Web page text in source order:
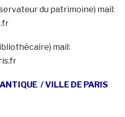
du patrimoine) mail:
mail:
/ VILLE DE PARIS